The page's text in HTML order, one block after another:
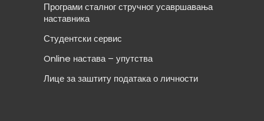
Програми сталног стручног усавршавања
наставника
Студентски сервис
Online настава – упутства
Лице за заштиту података о личности